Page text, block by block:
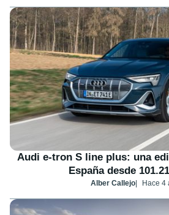
Audi e-tron S line plus: una
España desde
Alber Callejo Hace 4